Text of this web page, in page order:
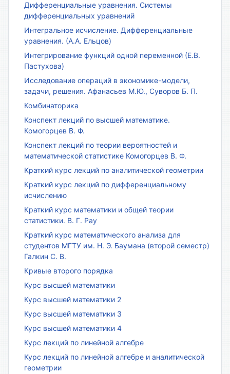
Дифференциальные уравнения. Системы
дифференциальных уравнений
Интегральное исчисление. Дифференциальные
уравнения. (А.А. Ельцов)
Интегрирование функций одной переменной (Е.В.
Пастухова)
Исследование операций в экономике-модели,
задачи, решения. Афанасьев М.Ю., Суворов Б. П.
Комбинаторика
Конспект лекций по высшей математике.
Комогорцев В. Ф.
Конспект лекций по теории вероятностей и
математической статистике Комогорцев В. Ф.
Краткий курс лекций по аналитической геометрии
Краткий курс лекций по дифференциальному
исчислению
Краткий курс математики и общей теории
статистики. В. Г. Рау
Краткий курс математического анализа для
студентов МГТУ им. Н. Э. Баумана (второй семестр)
Галкин С. В.
Кривые второго порядка
Курс высшей математики
Курс высшей математики 2
Курс высшей математики 3
Курс высшей математики 4
Курс лекций по линейной алгебре
Курс лекций по линейной алгебре и аналитической
геометрии